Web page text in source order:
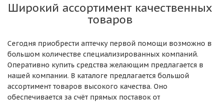
Широкий ассортимент качественных
товаров
Сегодня приобрести аптечку первой помощи возможно в
большом количестве специализированных компаний.
Оперативно купить средства желающим предлагается в
нашей компании. В каталоге предлагается большой
ассортимент товаров высокого качества. Оно
обеспечивается за счёт прямых поставок от